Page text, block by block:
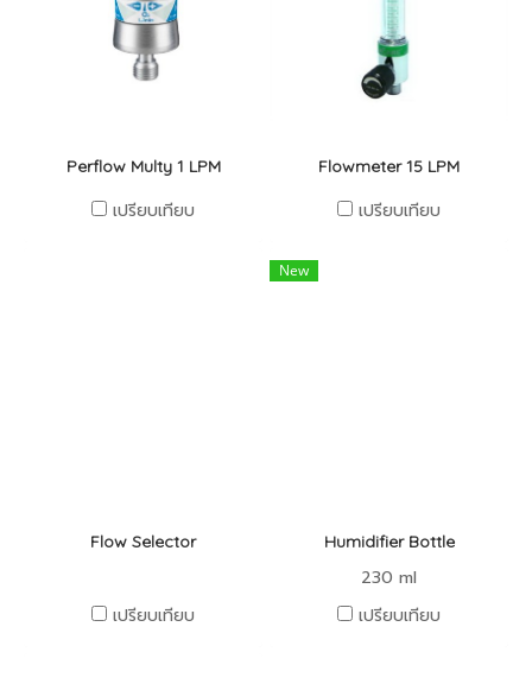
Perflow Multy 1 LPM
เปรียบเทียบ
Flowmeter 15 LPM
เปรียบเทียบ
Flow Selector
เปรียบเทียบ
New
Humidifier Bottle
230 ml
เปรียบเทียบ